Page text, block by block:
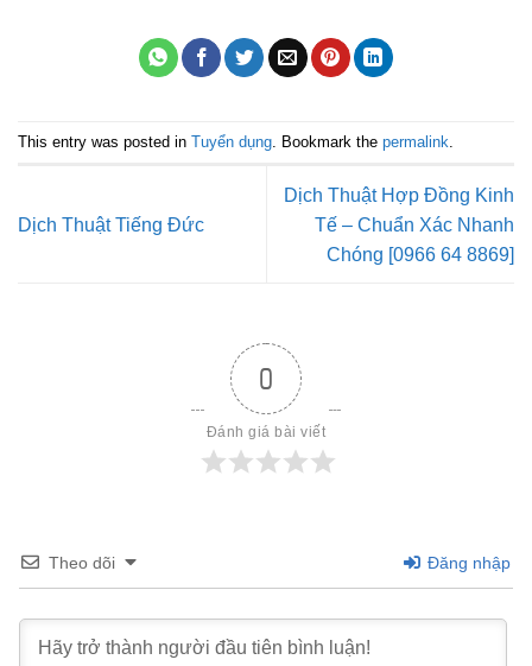
This entry was posted in Tuyển dụng . Bookmark the permalink
Dịch Thuật Tiếng Đức
Dịch Thuật Hợp Đồng Kinh
Tế – Chuẩn Xác Nhanh
Chóng [0966 64 8869]
0
Đánh giá bài viết
Theo dõi Đăng nhập